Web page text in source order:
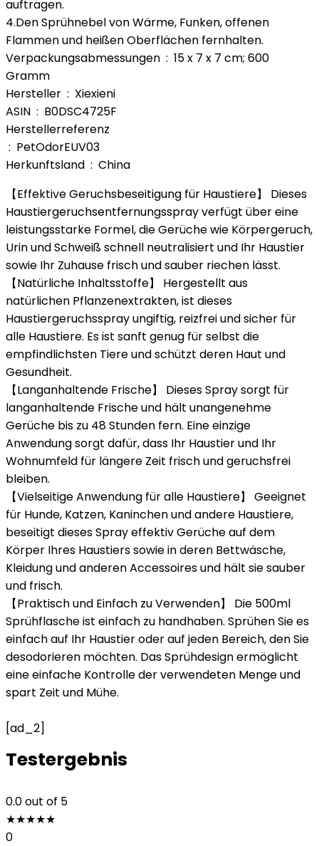
auftragen.
4.Den Sprühnebel von Wärme, Funken, offenen
Flammen und heißen Oberflächen fernhalten.
Verpackungsabmessungen ‏ : ‎ 15 x 7 x 7 cm; 600
Gramm
Hersteller ‏ : ‎ Xiexieni
ASIN ‏ : ‎ B0DSC4725F
Herstellerreferenz
‏ : ‎ PetOdorEUV03
Herkunftsland ‏ : ‎ China
【Effektive Geruchsbeseitigung für Haustiere】 Dieses
Haustiergeruchsentfernungsspray verfügt über eine
leistungsstarke Formel, die Gerüche wie Körpergeruch,
Urin und Schweiß schnell neutralisiert und Ihr Haustier
sowie Ihr Zuhause frisch und sauber riechen lässt.
【Natürliche Inhaltsstoffe】 Hergestellt aus
natürlichen Pflanzenextrakten, ist dieses
Haustiergeruchsspray ungiftig, reizfrei und sicher für
alle Haustiere. Es ist sanft genug für selbst die
empfindlichsten Tiere und schützt deren Haut und
Gesundheit.
【Langanhaltende Frische】 Dieses Spray sorgt für
langanhaltende Frische und hält unangenehme
Gerüche bis zu 48 Stunden fern. Eine einzige
Anwendung sorgt dafür, dass Ihr Haustier und Ihr
Wohnumfeld für längere Zeit frisch und geruchsfrei
bleiben.
【Vielseitige Anwendung für alle Haustiere】 Geeignet
für Hunde, Katzen, Kaninchen und andere Haustiere,
beseitigt dieses Spray effektiv Gerüche auf dem
Körper Ihres Haustiers sowie in deren Bettwäsche,
Kleidung und anderen Accessoires und hält sie sauber
und frisch.
【Praktisch und Einfach zu Verwenden】 Die 500ml
Sprühflasche ist einfach zu handhaben. Sprühen Sie es
einfach auf Ihr Haustier oder auf jeden Bereich, den Sie
desodorieren möchten. Das Sprühdesign ermöglicht
eine einfache Kontrolle der verwendeten Menge und
spart Zeit und Mühe.
[ad_2]
Testergebnis
0.0out of 5
★★★★★
0